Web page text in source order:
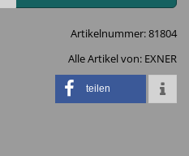
Artikelnummer:81804
Alle Artikel von: EXNER
teilen